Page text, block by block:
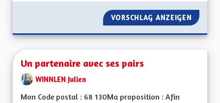
VORSCHLAG ANZEIGEN UN
Un partenaire avec ses pairs
WINNLEN Julien
Mon Code postal : 68 130Ma proposition : Afin